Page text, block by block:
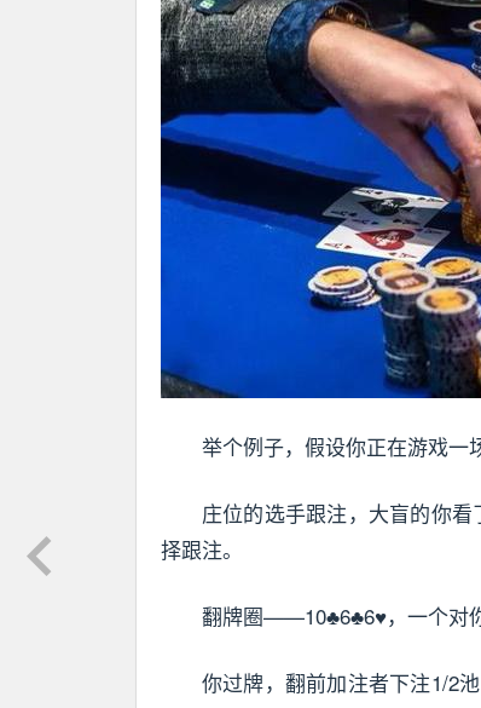
举个例子，假设你正在游戏一
庄位的选手跟注，大盲的你
择跟注。
翻牌圈——10♣6♣6♥，一个对
你过牌，翻前加注者下注1/2